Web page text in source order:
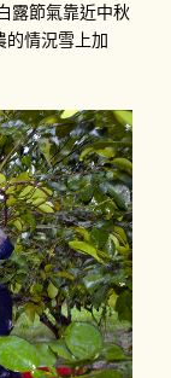
露節氣靠近中秋
的情況雪上加